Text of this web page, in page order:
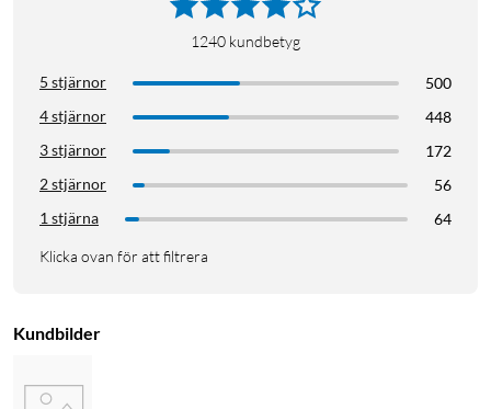
1240 kundbetyg
5 stjärnor
500
4 stjärnor
448
3 stjärnor
172
2 stjärnor
56
1 stjärna
64
Klicka ovan för att filtrera
Kundbilder